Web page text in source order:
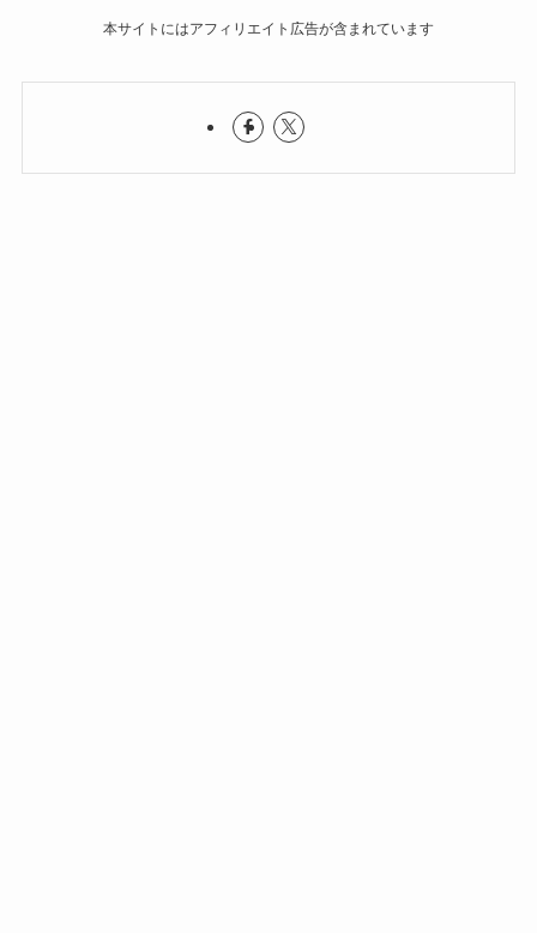
本サイトにはアフィリエイト広告が含まれています